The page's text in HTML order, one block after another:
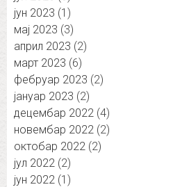
јун 2023 (1)
мај 2023 (3)
април 2023 (2)
март 2023 (6)
фебруар 2023 (2)
јануар 2023 (2)
децембар 2022 (4)
новембар 2022 (2)
октобар 2022 (2)
јул 2022 (2)
јун 2022 (1)